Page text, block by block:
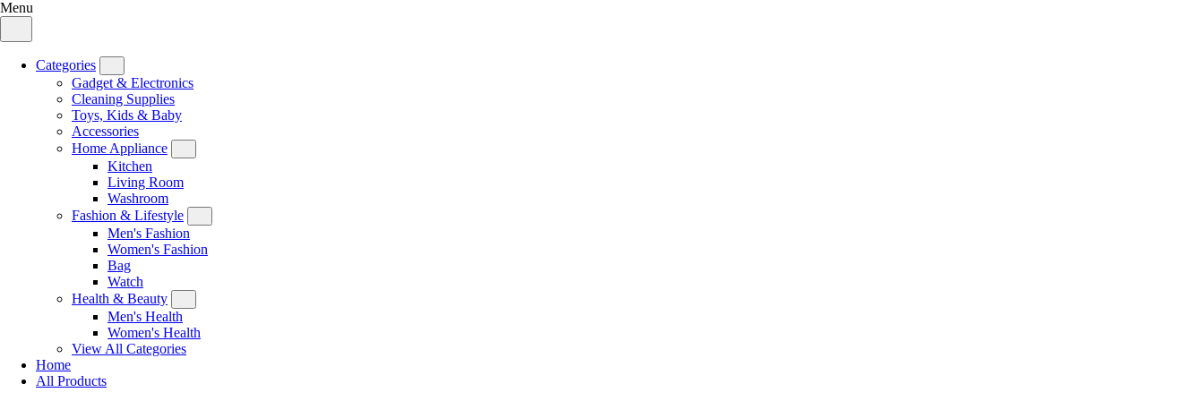
Menu
Categories
Gadget & Electronics
Cleaning Supplies
Toys, Kids & Baby
Accessories
Home Appliance
Kitchen
Living Room
Washroom
Fashion & Lifestyle
Men's Fashion
Women's Fashion
Bag
Watch
Health & Beauty
Men's Health
Women's Health
View All Categories
Home
All Products